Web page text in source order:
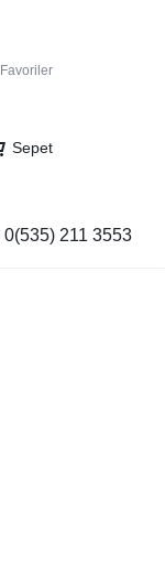
Favoriler
Sepet
0(535) 211 3553